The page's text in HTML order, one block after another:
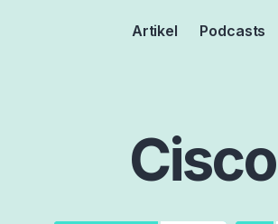
Artikel Podcasts
Cisco